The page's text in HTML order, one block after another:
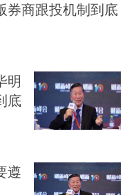
券商跟投机制到底
明
底
遵